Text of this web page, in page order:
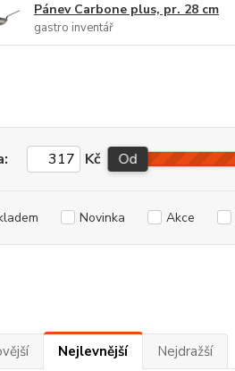
Pánev Carbone plus, pr. 28 cm
gastro inventář
Kč Od
Novinka Akce
Nejlevnější Nejdražší